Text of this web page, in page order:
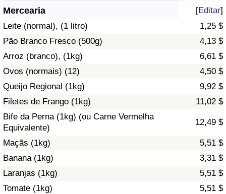
Mercearia [Editar]
Leite (normal), (1 litro)
1,25 $
Pão Branco Fresco (500g)
4,13 $
Arroz (branco), (1kg)
6,61 $
Ovos (normais) (12)
4,50 $
Queijo Regional (1kg)
9,92 $
Filetes de Frango (1kg)
11,02 $
Bife da Perna (1kg) (ou Carne Vermelha
Equivalente)
12,49 $
Maçãs (1kg)
5,51 $
Banana (1kg)
3,31 $
Laranjas (1kg)
5,51 $
Tomate (1kg)
5,51 $
Saúde
Indicador de Saúde (Atual)
Indicador de Saúde
Indicador de Saúde por País
Poluição
Índice de poluição